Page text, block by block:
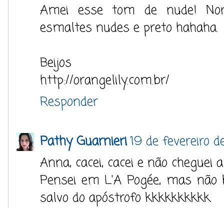
Amei esse tom de nude!
esmaltes nudes e preto hahaha.
Beijos
http://orangelily.com.br/
Responder
Pathy Guarnieri19 de fevereiro
Anna, cacei, cacei e não
Pensei em L'A Pogée, mas
salvo do apóstrofo kkkkkkkkkk.